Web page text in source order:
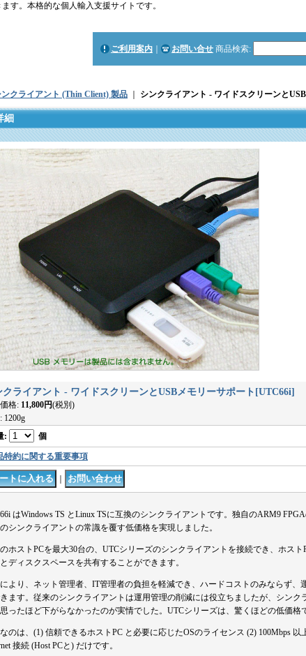
す。本格的な個人輸入支援サイトです。
ご利用案内 お問い合せ 商品検索:
ンクライアント (Thin Client) 製品 シンクライアント - ワイドスクリーンと
細
クライアント - ワイドスクリーンとUSBメモリーサポート [UTC66i]
格: 11,800円(税別)
: 1200g
: 個
特約に関する重要事項
はWindows TS とLinux TSに互換のシンクライアントです。独自のARM9 FPGA
シンクライアントの常識を覆す低価格を実現しました。
ホストPCを最大30台の、UTCシリーズのシンクライアントを接続でき、ホス
ディスクスペースを共有することができます。
より、ネット管理者、IT管理者の負担を軽減でき、ハードコストのみならず、
ます。従来のシンクライアントは運用管理の削減には役立ちましたが、シンク
思ったほど下がらなかったのが実情でした。UTCシリーズは、驚くほどの低価格
のは、(1) 信頼できるホストPC と必要に応じたOSのライセンス (2) 100Mbps 以
接続 (Host PCと) だけです。